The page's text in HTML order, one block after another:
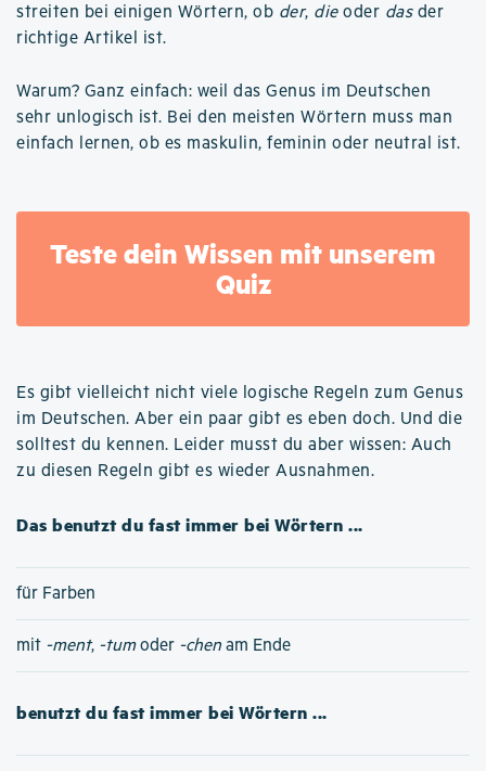
streiten bei einigen Wörtern, ob der, dieoder dasder
richtige Artikel ist.
Warum? Ganz einfach: weil das Genus im Deutschen
sehr unlogisch ist. Bei den meisten Wörtern muss man
einfach lernen, ob es maskulin, feminin oder neutral ist.
Teste dein Wissen mit unserem
Quiz
Es gibt vielleicht nicht viele logische Regeln zum Genus
im Deutschen. Aber ein paar gibt es eben doch. Und die
solltest du kennen. Leider musst du aber wissen: Auch
zu diesen Regeln gibt es wieder Ausnahmen.
Das benutzt du fast immer bei Wörtern ...
für Farben
mit -ment, -tumoder -chen am Ende
benutzt du fast immer bei Wörtern ...